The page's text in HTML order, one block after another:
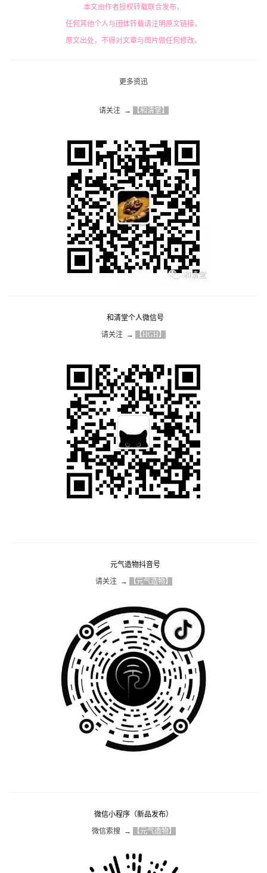
本文由作者授权转载联合发布，
任何其他个人与团体转载请注明原文链接，
原文出处，不得对文章与图片做任何修改。
更多资迅
请关注  → 【和清堂】
和清堂个人微信号
请关注  → 【HGH】
元气造物抖音号
请关注  → 【元气造物】
微信小程序（新品发布）
微信索搜  → 【元气造物】